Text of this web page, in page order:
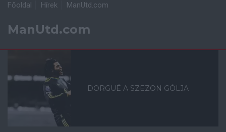
Főoldal Hírek ManUtd.com
ManUtd.com
DORGUÉ A SZEZON GÓLJA